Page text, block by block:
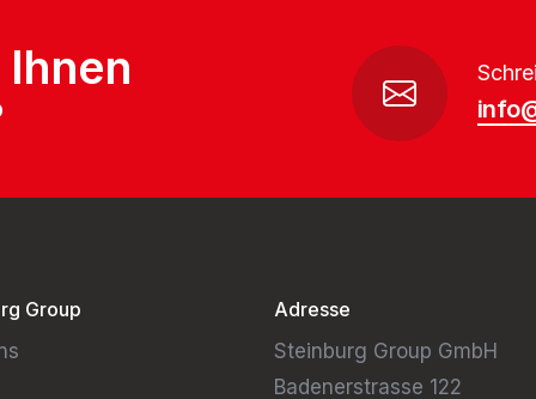
Group
Adresse
Steinburg Group GmbH
Badenerstrasse 122